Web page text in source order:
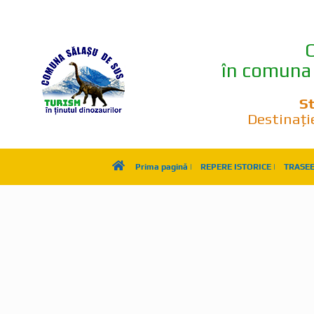
în
Prima pagină | REPERE ISTORICE |